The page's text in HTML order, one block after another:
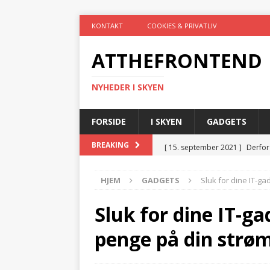
KONTAKT COOKIES & PRIVATLIV
ATTHEFRONTEND
NYHEDER I SKYEN
FORSIDE I SKYEN GADGETS
BREAKING [ 15. september 2021 ]
[ 19. juli 2021 ] Gør
[ 19. juli 2021 ]
Trådløs
El-tavler og
TEKNIK
HJEM GADGETS Sluk for dine IT-
Sluk for dine IT-
penge på din